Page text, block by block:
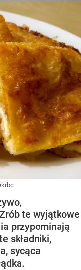
te wyjątkowe
przypominają
składniki,
sycąca